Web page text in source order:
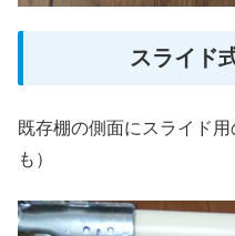
スライド
既存棚の側面にスライド
も）